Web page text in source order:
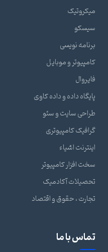
میکروتیک
سیسکو
برنامه نویسی
کامپیوتر و موبایل
فایروال
پایگاه داده و داده کاوی
طراحی سایت و سئو
گرافیک کامپیوتری
اینترنت اشیاء
سخت افزار کامپیوتر
تحصیلات آکادمیک
تجارت ، حقوق و اقتصاد
تماس با ما